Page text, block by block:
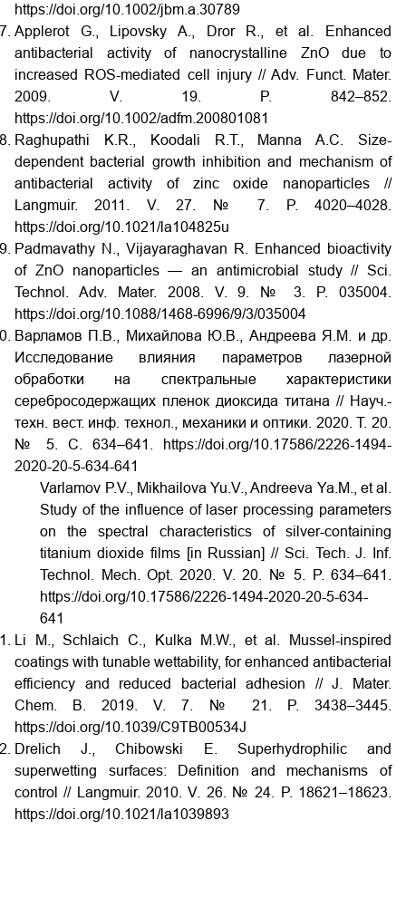
https://doi.org/10.1002/jbm.a.30789
Applerot G., Lipovsky A., Dror R., et al. Enhanced
antibacterial activity of nanocrystalline ZnO due to
increased ROS-mediated cell injury // Adv. Funct. Mater.
2009. V. 19. P. 842–852.
https://doi.org/10.1002/adfm.200801081
Raghupathi K.R., Koodali R.T., Manna A.C. Size-
dependent bacterial growth inhibition and mechanism of
antibacterial activity of zinc oxide nanoparticles //
Langmuir. 2011. V. 27. № 7. P. 4020–4028.
https://doi.org/10.1021/la104825u
Padmavathy N., Vijayaraghavan R. Enhanced bioactivity
of ZnO nanoparticles — an antimicrobial study // Sci.
Technol. Adv. Mater. 2008. V. 9. № 3. P. 035004.
https://doi.org/10.1088/1468-6996/9/3/035004
Варламов П.В., Михайлова Ю.В., Андреева Я.М. и др.
Исследование влияния параметров лазерной
обработки на спектральные характеристики
серебросодержащих пленок диоксида титана // Науч.-
техн. вест. инф. технол., механики и оптики. 2020. Т. 20.
№ 5. С. 634–641.
https://doi.org/10.17586/2226-1494-
2020-20-5-634-641
Varlamov P.V., Mikhailova Yu.V., Andreeva Ya.M., et al.
Study of the influence of laser processing parameters
on the spectral characteristics of silver-containing
titanium dioxide films [in Russian] // Sci. Tech. J. Inf.
Technol. Mech. Opt. 2020. V. 20. № 5. P. 634–641.
https://doi.org/10.17586/2226-1494-2020-20-5-634-
641
Li M., Schlaich C., Kulka M.W., et al. Mussel-inspired
coatings with tunable wettability, for enhanced antibacterial
efficiency and reduced bacterial adhesion // J. Mater.
Chem. B. 2019. V. 7. № 21. P. 3438–3445.
https://doi.org/10.1039/C9TB00534J
Drelich J., Chibowski E. Superhydrophilic and
superwetting surfaces: Definition and mechanisms of
control // Langmuir. 2010. V. 26. № 24. P. 18621–18623.
https://doi.org/10.1021/la1039893